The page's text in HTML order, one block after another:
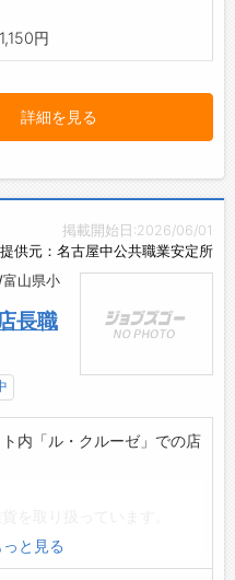
円
詳細を見る
掲載開始日:2026/06/01
供元：名古屋中公共職業安定所
山県小
長職
内「ル・クルーゼ」での店
等の店舗運営管理全般を行
っと見る